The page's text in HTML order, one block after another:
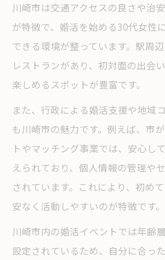
街コン 神奈川 一人参加
婚活に最適な街コンイ
街コン参加前に知って
一人参加OKな婚活イベ
安心して婚活できるイ
一人参加限定の婚活パ
婚活イベントで友達作
30代女性が安心できる
川崎市は交通アクセスの良さや治
が特徴で、婚活を始める30代女性
できる環境が整っています。駅周
レストランがあり、初対面の出会
楽しめるスポットが豊富です。
また、行政による婚活支援や地域
も川崎市の魅力です。例えば、市
トやマッチング事業では、安心し
えられており、個人情報の管理や
されています。これにより、初め
安なく活動しやすいのが特徴です。
川崎市内の婚活イベントでは年齢
設定されているため、自分に合っ